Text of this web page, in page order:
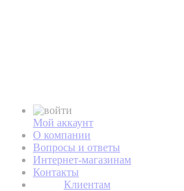
Мой аккаунт
О компании
Вопросы и ответы
Интернет-магазинам
Контакты
Клиентам